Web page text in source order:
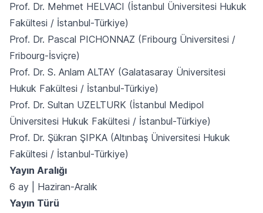
Prof. Dr. Mehmet HELVACI (İstanbul Üniversitesi Hukuk
Fakültesi / İstanbul-Türkiye)
Prof. Dr. Pascal PICHONNAZ (Fribourg Üniversitesi /
Fribourg-İsviçre)
Prof. Dr. S. Anlam ALTAY (Galatasaray Üniversitesi
Hukuk Fakültesi / İstanbul-Türkiye)
Prof. Dr. Sultan UZELTURK (İstanbul Medipol
Üniversitesi Hukuk Fakültesi / İstanbul-Türkiye)
Prof. Dr. Şükran ŞIPKA (Altınbaş Üniversitesi Hukuk
Fakültesi / İstanbul-Türkiye)
Yayın Aralığı
6 ay | Haziran-Aralık
Yayın Türü